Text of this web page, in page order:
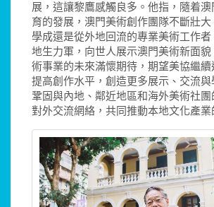
展，這讓黎鷹感觸良多。他指，隨着
育的發展，澳門美術創作團隊不斷壯
學成還是從外地回流的專業美術工作
地生力軍，向世人展示澳門美術新面
術事業的未來滿懷期待，期望美協繼
提高創作水平，創造更多展示、交流
鞏固與內地、鄰近地區和海外美術社
對外交流網絡，共同推動本地文化產業